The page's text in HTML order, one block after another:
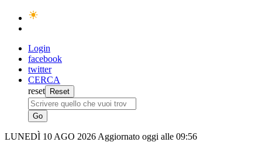
Login
facebook
twitter
CERCA
reset
LUNEDÌ 10 AGO 2026 Aggiornato oggi alle 09:56